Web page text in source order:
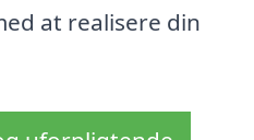
at realisere din